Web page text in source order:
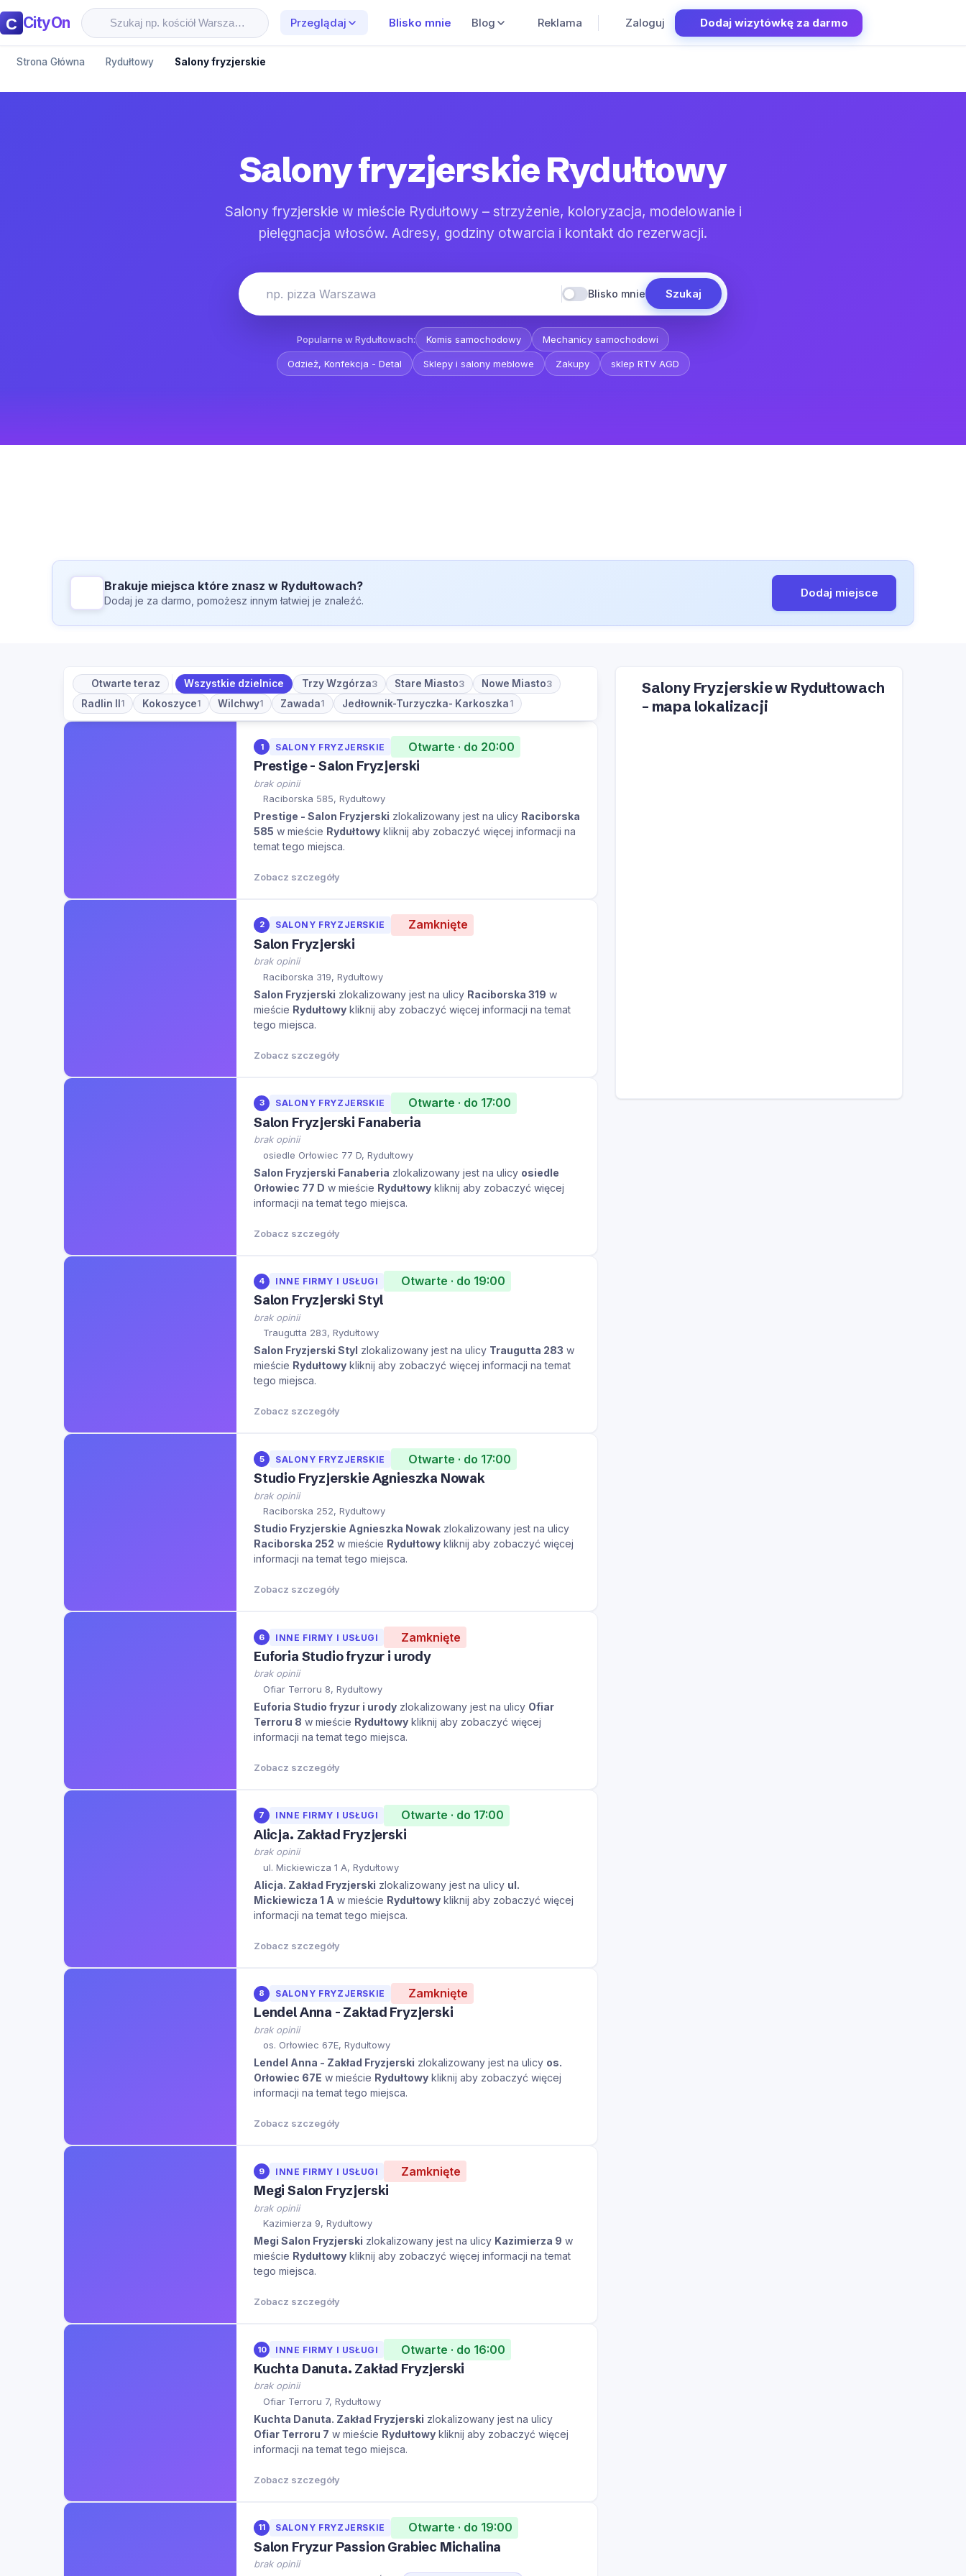
CityOn Przeglądaj Blisko mnie Blog Reklama Zaloguj Dodaj wizytówkę za darmo
Strona Główna Rydułtowy Salony fryzjerskie
Salony fryzjerskie Rydułtowy
Salony fryzjerskie w mieście Rydułtowy – strzyżenie, koloryzacja, modelowanie i
pielęgnacja włosów. Adresy, godziny otwarcia i kontakt do rezerwacji.
np. pizza Warszawa Blisko mnie Szukaj
Popularne w Rydułtowach: Komis samochodowy Mechanicy samochodowi
Odzież, Konfekcja - Detal Sklepy i salony meblowe Zakupy sklep RTV AGD
Brakuje miejsca które znasz w Rydułtowach?
Dodaj je za darmo, pomożesz innym łatwiej je znaleźć.
Dodaj miejsce
Otwarte teraz Wszystkie dzielnice Trzy Wzgórza3 Stare Miasto3 Nowe Miasto3
Radlin II 1 Kokoszyce1 Wilchwy1 Zawada1 Jedłownik-Turzyczka- Karkoszka 1
1 SALONY FRYZJERSKIE Otwarte · do 20:00
Prestige - Salon Fryzjerski
brak opinii
Raciborska 585, Rydułtowy
Prestige - Salon Fryzjerski zlokalizowany jest na ulicy Raciborska
585 w mieście Rydułtowy kliknij aby zobaczyć więcej informacji na
temat tego miejsca.
Zobacz szczegóły
2 SALONY FRYZJERSKIE Zamknięte
Salon Fryzjerski
brak opinii
Raciborska 319, Rydułtowy
Salon Fryzjerski zlokalizowany jest na ulicy Raciborska 319 w
mieście Rydułtowy kliknij aby zobaczyć więcej informacji na temat
tego miejsca.
Zobacz szczegóły
3 SALONY FRYZJERSKIE Otwarte · do 17:00
Salon Fryzjerski Fanaberia
brak opinii
osiedle Orłowiec 77 D, Rydułtowy
Salon Fryzjerski Fanaberia zlokalizowany jest na ulicy osiedle
Orłowiec 77 D w mieście Rydułtowy kliknij aby zobaczyć więcej
informacji na temat tego miejsca.
Zobacz szczegóły
4 INNE FIRMY I USŁUGI Otwarte · do 19:00
Salon Fryzjerski Styl
brak opinii
Traugutta 283, Rydułtowy
Salon Fryzjerski Styl zlokalizowany jest na ulicy Traugutta 283 w
mieście Rydułtowy kliknij aby zobaczyć więcej informacji na temat
tego miejsca.
Zobacz szczegóły
5 SALONY FRYZJERSKIE Otwarte · do 17:00
Studio Fryzjerskie Agnieszka Nowak
brak opinii
Raciborska 252, Rydułtowy
Studio Fryzjerskie Agnieszka Nowak zlokalizowany jest na ulicy
Raciborska 252 w mieście Rydułtowy kliknij aby zobaczyć więcej
informacji na temat tego miejsca.
Zobacz szczegóły
6 INNE FIRMY I USŁUGI Zamknięte
Euforia Studio fryzur i urody
brak opinii
Ofiar Terroru 8, Rydułtowy
Euforia Studio fryzur i urody zlokalizowany jest na ulicy Ofiar
Terroru 8 w mieście Rydułtowy kliknij aby zobaczyć więcej
informacji na temat tego miejsca.
Zobacz szczegóły
7 INNE FIRMY I USŁUGI Otwarte · do 17:00
Alicja. Zakład Fryzjerski
brak opinii
ul. Mickiewicza 1 A, Rydułtowy
Alicja. Zakład Fryzjerski zlokalizowany jest na ulicy ul.
Mickiewicza 1 A w mieście Rydułtowy kliknij aby zobaczyć więcej
informacji na temat tego miejsca.
Zobacz szczegóły
8 SALONY FRYZJERSKIE Zamknięte
Lendel Anna - Zakład Fryzjerski
brak opinii
os. Orłowiec 67E, Rydułtowy
Lendel Anna - Zakład Fryzjerski zlokalizowany jest na ulicy os.
Orłowiec 67E w mieście Rydułtowy kliknij aby zobaczyć więcej
informacji na temat tego miejsca.
Zobacz szczegóły
9 INNE FIRMY I USŁUGI Zamknięte
Megi Salon Fryzjerski
brak opinii
Kazimierza 9, Rydułtowy
Megi Salon Fryzjerski zlokalizowany jest na ulicy Kazimierza 9 w
mieście Rydułtowy kliknij aby zobaczyć więcej informacji na temat
tego miejsca.
Zobacz szczegóły
10 INNE FIRMY I USŁUGI Otwarte · do 16:00
Kuchta Danuta. Zakład Fryzjerski
brak opinii
Ofiar Terroru 7, Rydułtowy
Kuchta Danuta. Zakład Fryzjerski zlokalizowany jest na ulicy
Ofiar Terroru 7 w mieście Rydułtowy kliknij aby zobaczyć więcej
informacji na temat tego miejsca.
Zobacz szczegóły
11 SALONY FRYZJERSKIE Otwarte · do 19:00
Salon Fryzur Passion Grabiec Michalina
brak opinii
Salony Fryzjerskie w Rydułtowach
– mapa lokalizacji